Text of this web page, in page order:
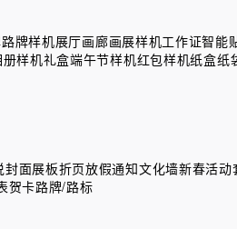
牌样机展厅画廊画展样机工作证智能
样机礼盒端午节样机红包样机纸盒纸
封面展板折页放假通知文化墙新春活动
贺卡路牌/路标